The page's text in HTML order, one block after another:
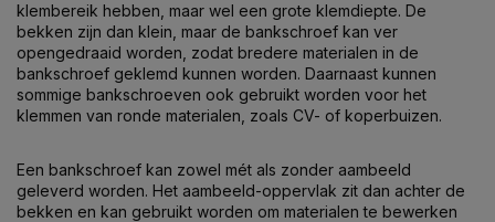
klembereik hebben, maar wel een grote klemdiepte. De
bekken zijn dan klein, maar de bankschroef kan ver
opengedraaid worden, zodat bredere materialen in de
bankschroef geklemd kunnen worden. Daarnaast kunnen
sommige bankschroeven ook gebruikt worden voor het
klemmen van ronde materialen, zoals CV- of koperbuizen.
Een bankschroef kan zowel mét als zonder aambeeld
geleverd worden. Het aambeeld-oppervlak zit dan achter de
bekken en kan gebruikt worden om materialen te bewerken